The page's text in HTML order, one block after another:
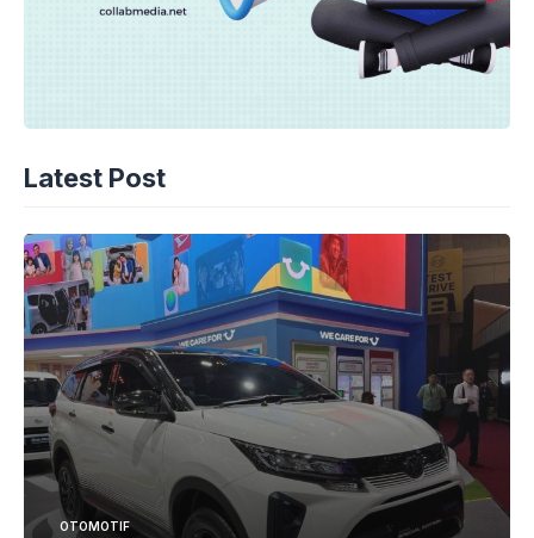
Latest Post
OTOMOTIF